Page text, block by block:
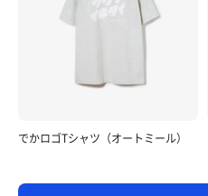
でかロゴTシャツ（オートミール）